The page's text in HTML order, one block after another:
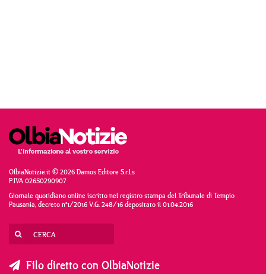
OlbiaNotizie.it © 2026 Damos Editore S.r.l.s
P.IVA 02650290907
Giornale quotidiano online iscritto nel registro stampa del Tribunale di Tempio
Pausania, decreto n°1/2016 V.G. 248/16 depositato il 01.04.2016
Filo diretto con OlbiaNotizie